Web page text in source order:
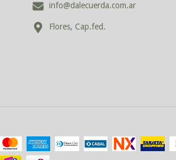
info@dalecuerda.com.ar
Flores, Cap.fed.